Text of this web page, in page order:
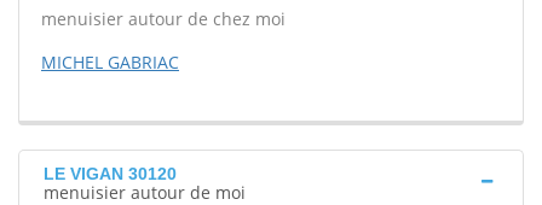
menuisier autour de chez moi
MICHEL GABRIAC
LE VIGAN 30120
menuisier autour de moi